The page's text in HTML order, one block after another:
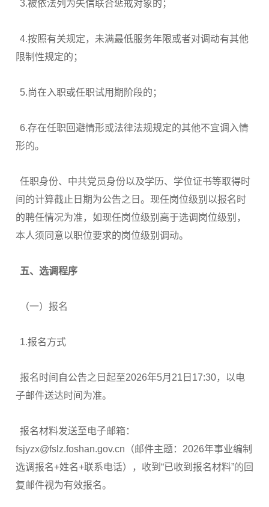
3.被依法列为失信联合惩戒对象的；
4.按照有关规定，未满最低服务年限或者对调动有其他
限制性规定的；
5.尚在入职或任职试用期阶段的；
6.存在任职回避情形或法律法规规定的其他不宜调入情
形的。
任职身份、中共党员身份以及学历、学位证书等取得时
间的计算截止日期为公告之日。现任岗位级别以报名时
的聘任情况为准，如现任岗位级别高于选调岗位级别，
本人须同意以职位要求的岗位级别调动。
五、 选调程序
（一）报名
1.报名方式
报名时间自公告之日起至2026年5月21日17:30，以电
子邮件送达时间为准。
报名材料发送至电子邮箱：
fsjyzx@fslz.foshan.gov.cn（邮件主题：2026年事业编制
选调报名+姓名+联系电话），收到“已收到报名材料”的回
复邮件视为有效报名。